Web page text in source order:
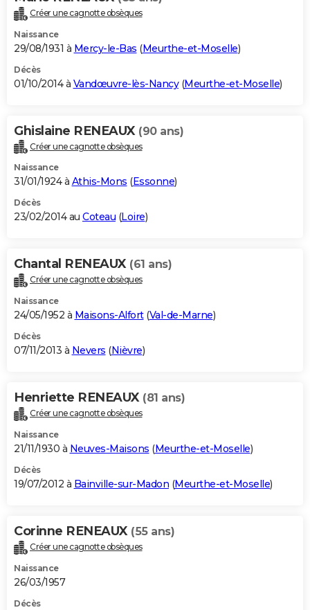
Créer une cagnotte obsèques
Naissance
29/08/1931 à Mercy-le-Bas (Meurthe-et-Moselle)
Décès
01/10/2014 à Vandœuvre-lès-Nancy(Meurthe-et-Moselle)
Ghislaine RENEAUX (90 ans)
Créer une cagnotte obsèques
Naissance
31/01/1924 à Athis-Mons (Essonne)
Décès
23/02/2014 au Coteau (Loire)
Chantal RENEAUX (61 ans)
Créer une cagnotte obsèques
Naissance
24/05/1952 à Maisons-Alfort(Val-de-Marne)
Décès
07/11/2013 à Nevers (Nièvre)
Henriette RENEAUX (81 ans)
Créer une cagnotte obsèques
Naissance
21/11/1930 à Neuves-Maisons (Meurthe-et-Moselle)
Décès
19/07/2012 à Bainville-sur-Madon (Meurthe-et-Moselle)
Corinne RENEAUX (55 ans)
Créer une cagnotte obsèques
Naissance
26/03/1957
Décès